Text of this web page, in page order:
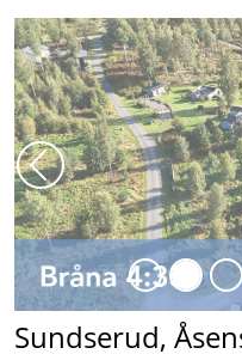
Föregående
Sundserud,